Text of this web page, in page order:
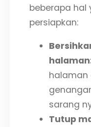
beberapa hal
persiapkan:
halaman
sarang
Tutup